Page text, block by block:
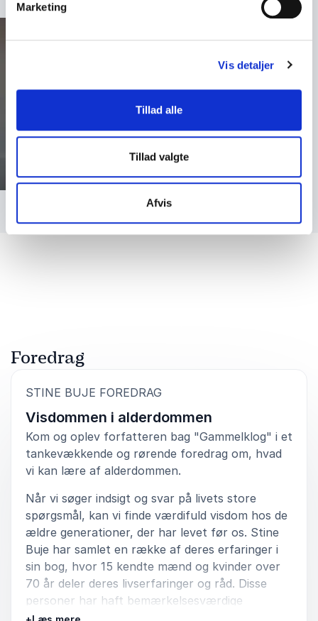
Marketing
Vis detaljer
Tillad alle
Tillad valgte
Afvis
Foredrag
STINE BUJE FOREDRAG
Visdommen i alderdommen
Kom og oplev forfatteren bag "Gammelklog" i et
tankevækkende og rørende foredrag om, hvad
vi kan lære af alderdommen.
Når vi søger indsigt og svar på livets store
spørgsmål, kan vi finde værdifuld visdom hos de
ældre generationer, der har levet før os. Stine
Buje har samlet en række af deres erfaringer i
sin bog, hvor 15 kendte mænd og kvinder over
70 år deler deres livserfaringer og råd. Disse
personer har haft bemærkelsesværdige
karrierer inden for felter som tro, kunst, etik,